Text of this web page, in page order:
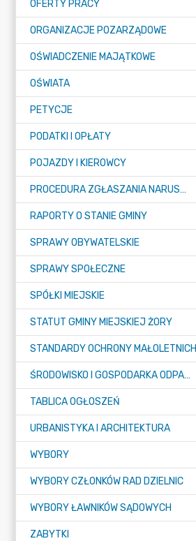
OFERTY PRACY
ORGANIZACJE POZARZĄDOWE
OŚWIADCZENIE MAJĄTKOWE
OŚWIATA
PETYCJE
PODATKI I OPŁATY
POJAZDY I KIEROWCY
PROCEDURA ZGŁASZANIA NARUSZEŃ PRAWA
RAPORTY O STANIE GMINY
SPRAWY OBYWATELSKIE
SPRAWY SPOŁECZNE
SPÓŁKI MIEJSKIE
STATUT GMINY MIEJSKIEJ ŻORY
STANDARDY OCHRONY MAŁOLETNICH
ŚRODOWISKO I GOSPODARKA ODPADAMI
TABLICA OGŁOSZEŃ
URBANISTYKA I ARCHITEKTURA
WYBORY
WYBORY CZŁONKÓW RAD DZIELNIC
WYBORY ŁAWNIKÓW SĄDOWYCH
ZABYTKI